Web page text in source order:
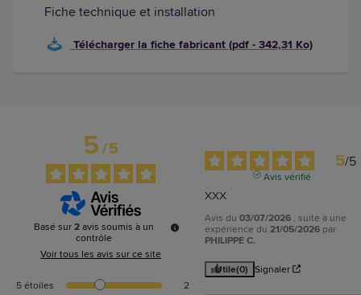
Fiche technique et installation
Télécharger la fiche fabricant (pdf - 342,31 Ko)
5/5
Basé sur2 avis soumis à un
contrôle
Voir tous les avis sur ce site
5étoiles
2
5/5
Avis vérifié
XXX
Avis du03/07/2026 , suite à une
expérience du21/05/2026 par
PHILIPPE C.
Utile(0) Signaler